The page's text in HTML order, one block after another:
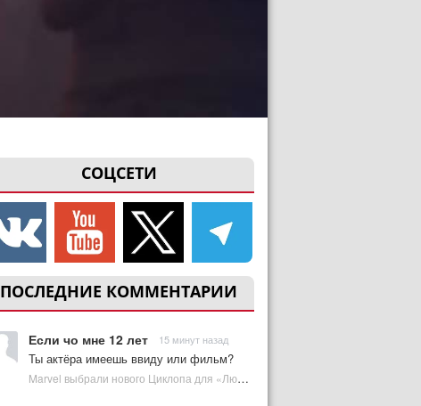
СОЦСЕТИ
ПОСЛЕДНИЕ КОММЕНТАРИИ
Если чо мне 12 лет 15 минут назад
Ты актёра имеешь ввиду или фильм?
Marvel выбрали нового Циклопа для «Людей Икс» | Plugged In Ru